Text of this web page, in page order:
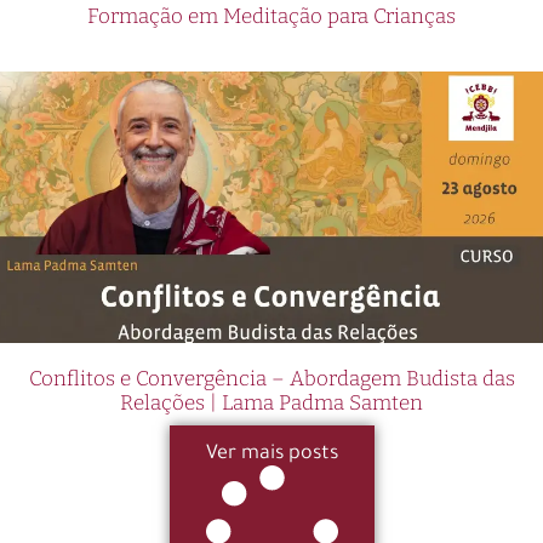
Formação em Meditação para Crianças
Conflitos e Convergência – Abordagem Budista das
Relações | Lama Padma Samten
Ver mais posts